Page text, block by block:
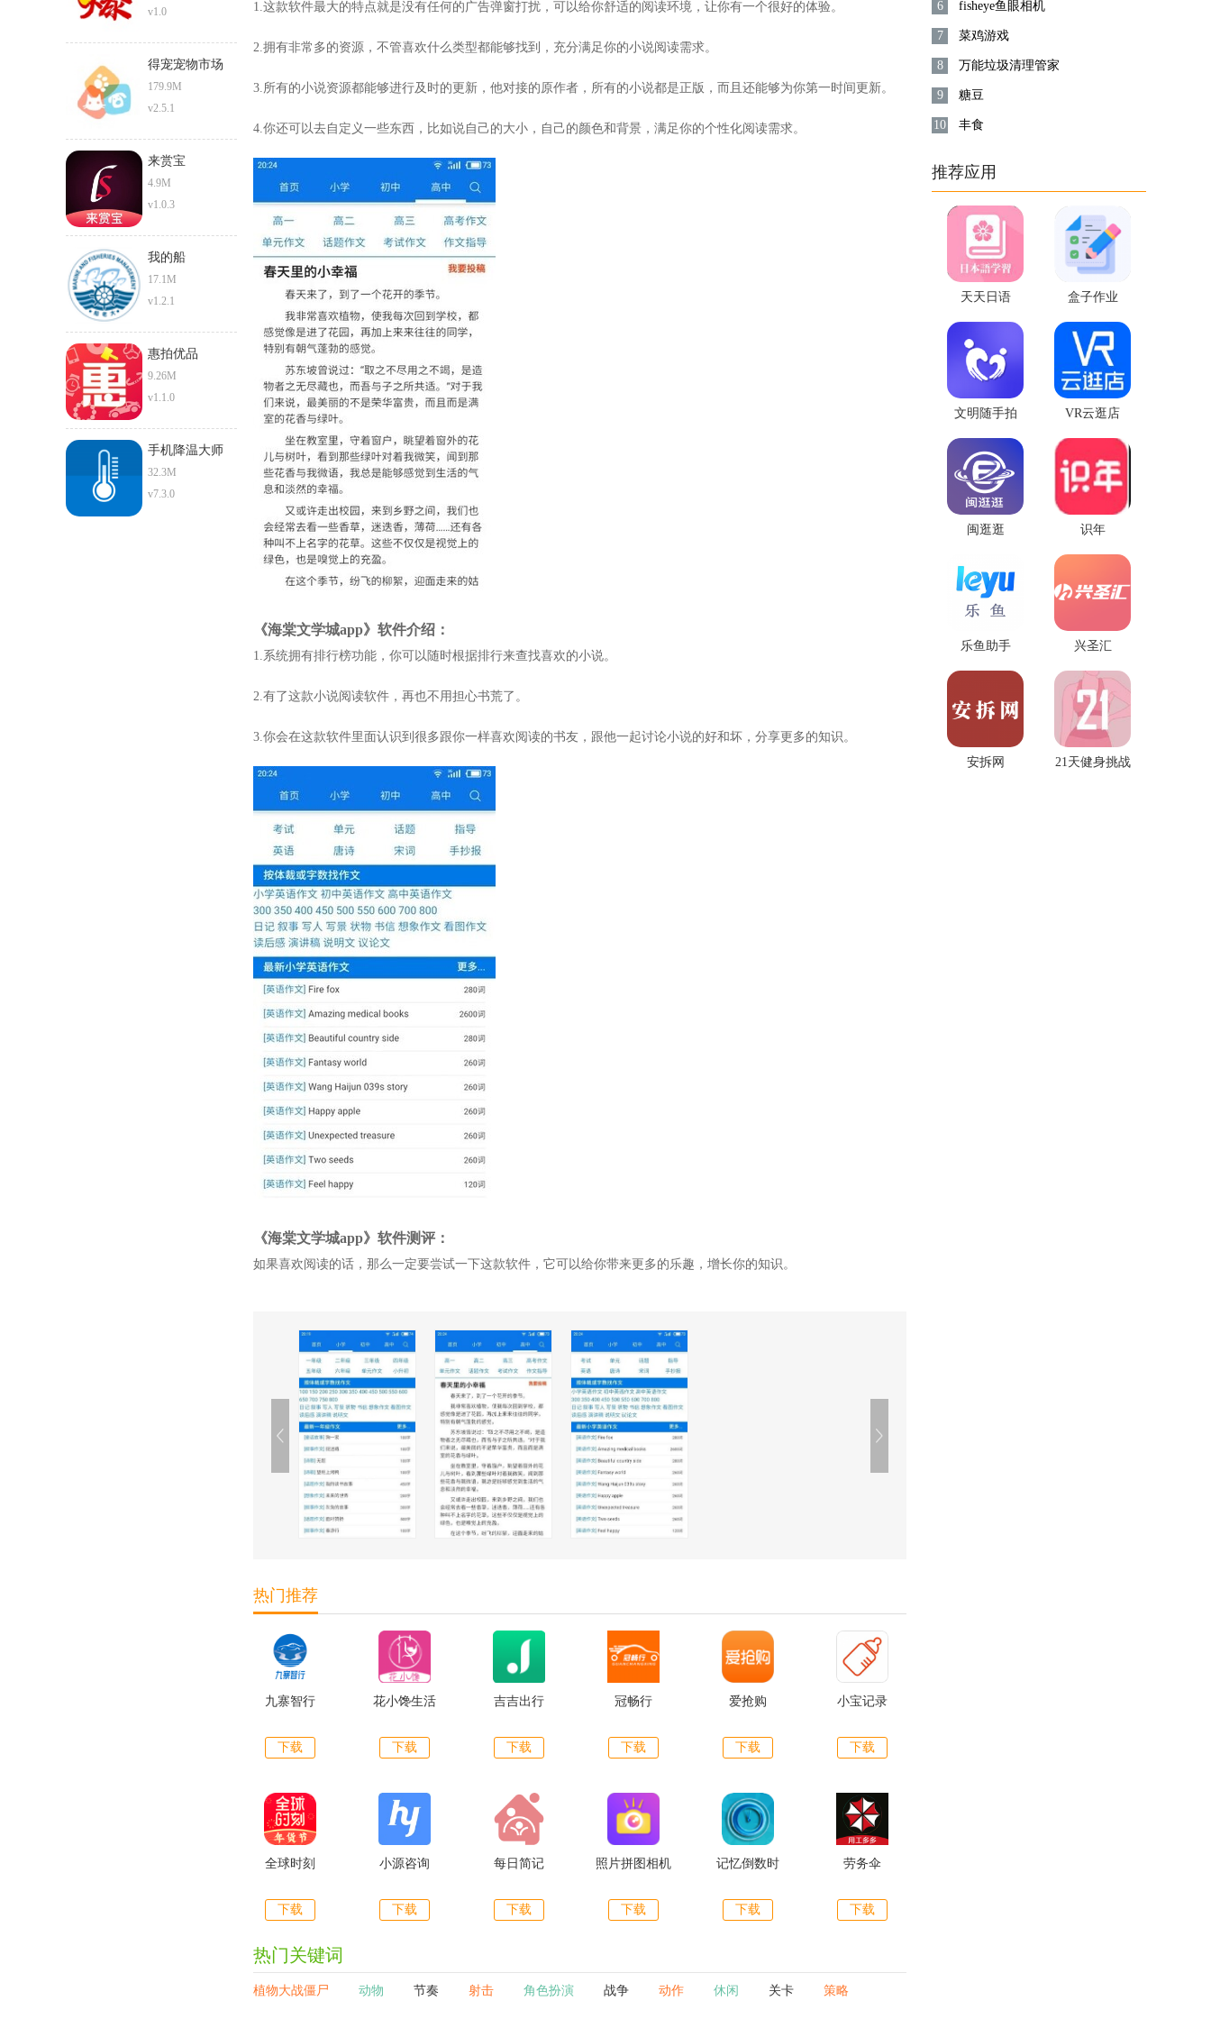
v1.0
得宠宠物市场
179.9M
v2.5.1
来赏宝
4.9M
v1.0.3
我的船
17.1M
v1.2.1
惠拍优品
9.26M
v1.1.0
手机降温大师
32.3M
v7.3.0
1.这款软件最大的特点就是没有任何的广告弹窗打扰，可以给你舒适的阅读环境，让你有一个很好的体验。
2.拥有非常多的资源，不管喜欢什么类型都能够找到，充分满足你的小说阅读需求。
3.所有的小说资源都能够进行及时的更新，他对接的原作者，所有的小说都是正版，而且还能够为你第一时间更新。
4.你还可以去自定义一些东西，比如说自己的大小，自己的颜色和背景，满足你的个性化阅读需求。
《海棠文学城app》软件介绍：
1.系统拥有排行榜功能，你可以随时根据排行来查找喜欢的小说。
2.有了这款小说阅读软件，再也不用担心书荒了。
3.你会在这款软件里面认识到很多跟你一样喜欢阅读的书友，跟他一起讨论小说的好和坏，分享更多的知识。
《海棠文学城app》软件测评：
如果喜欢阅读的话，那么一定要尝试一下这款软件，它可以给你带来更多的乐趣，增长你的知识。
热门推荐
九寨智行
下载
花小馋生活
下载
吉吉出行
下载
冠畅行
下载
爱抢购
下载
小宝记录
下载
全球时刻
下载
小源咨询
下载
每日简记
下载
照片拼图相机
下载
记忆倒数时
下载
劳务伞
下载
热门关键词
植物大战僵尸 动物 节奏 射击 角色扮演 战争 动作 休闲 关卡 策略
6 fisheye鱼眼相机
7 菜鸡游戏
8 万能垃圾清理管家
9 糖豆
10 丰食
推荐应用
天天日语 盒子作业
文明随手拍 VR云逛店
闽逛逛 识年
乐鱼助手 兴圣汇
安拆网 21天健身挑战